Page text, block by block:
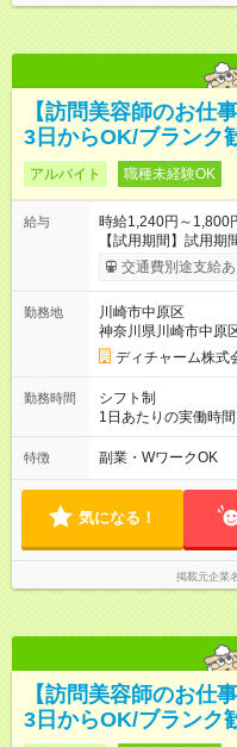
【訪問美容師のお仕
3日からOK/ブランク
アルバイト 職種未経験OK
給与
時給1,240円～1,800
【試用期間】試用
給与は本採用時と同
交通費別途支給あ
勤務地
川崎市中原区
神奈川県川崎市中原
ディチャーム株式
勤務時間
シフト制
1日あたりの実働時
方 （シフト例） 9:00～16:40（休憩1時間含む） ご希望に合わせ
て勤務終了時間はご
特徴 副業・WワークOK
気になる！
掲載元企業
【訪問美容師のお仕
3日からOK/ブランク